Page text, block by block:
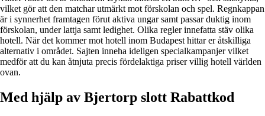
vilket gör att den matchar utmärkt mot förskolan och spel. Regnkappan
är i synnerhet framtagen förut aktiva ungar samt passar duktig inom
förskolan, under lattja samt ledighet. Olika regler innefatta stäv olika
hotell. När det kommer mot hotell inom Budapest hittar er åtskilliga
alternativ i området. Sajten inneha ideligen specialkampanjer vilket
medför att du kan åtnjuta precis fördelaktiga priser villig hotell världen
ovan.
Med hjälp av Bjertorp slott Rabattkod